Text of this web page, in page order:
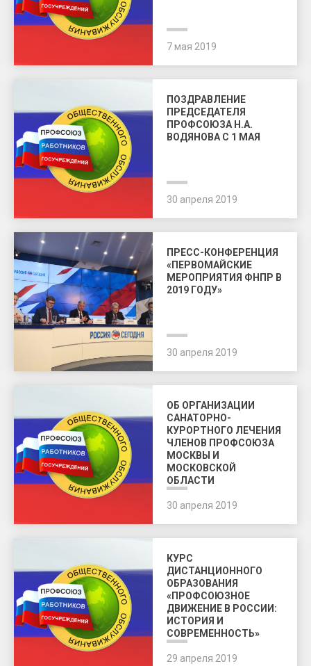
7 мая 2019
ПОЗДРАВЛЕНИЕ
ПРЕДСЕДАТЕЛЯ
ПРОФСОЮЗА Н.А.
ВОДЯНОВА С 1 МАЯ
30 апреля 2019
ПРЕСС-КОНФЕРЕНЦИЯ
«ПЕРВОМАЙСКИЕ
МЕРОПРИЯТИЯ ФНПР В
2019 ГОДУ»
30 апреля 2019
ОБ ОРГАНИЗАЦИИ
САНАТОРНО-
КУРОРТНОГО ЛЕЧЕНИЯ
ЧЛЕНОВ ПРОФСОЮЗА
МОСКВЫ И
МОСКОВСКОЙ
ОБЛАСТИ
30 апреля 2019
КУРС
ДИСТАНЦИОННОГО
ОБРАЗОВАНИЯ
«ПРОФСОЮЗНОЕ
ДВИЖЕНИЕ В РОССИИ:
ИСТОРИЯ И
СОВРЕМЕННОСТЬ»
29 апреля 2019